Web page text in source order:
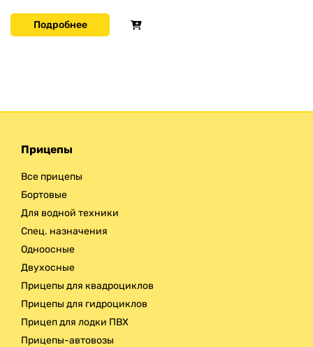
Подробнее
Прицепы
Все прицепы
Бортовые
Для водной техники
Спец. назначения
Одноосные
Двухосные
Прицепы для квадроциклов
Прицепы для гидроциклов
Прицеп для лодки ПВХ
Прицепы-автовозы